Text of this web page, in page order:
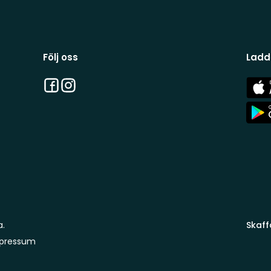
Följ oss
Facebook
Instagram
App
Store
App
Store